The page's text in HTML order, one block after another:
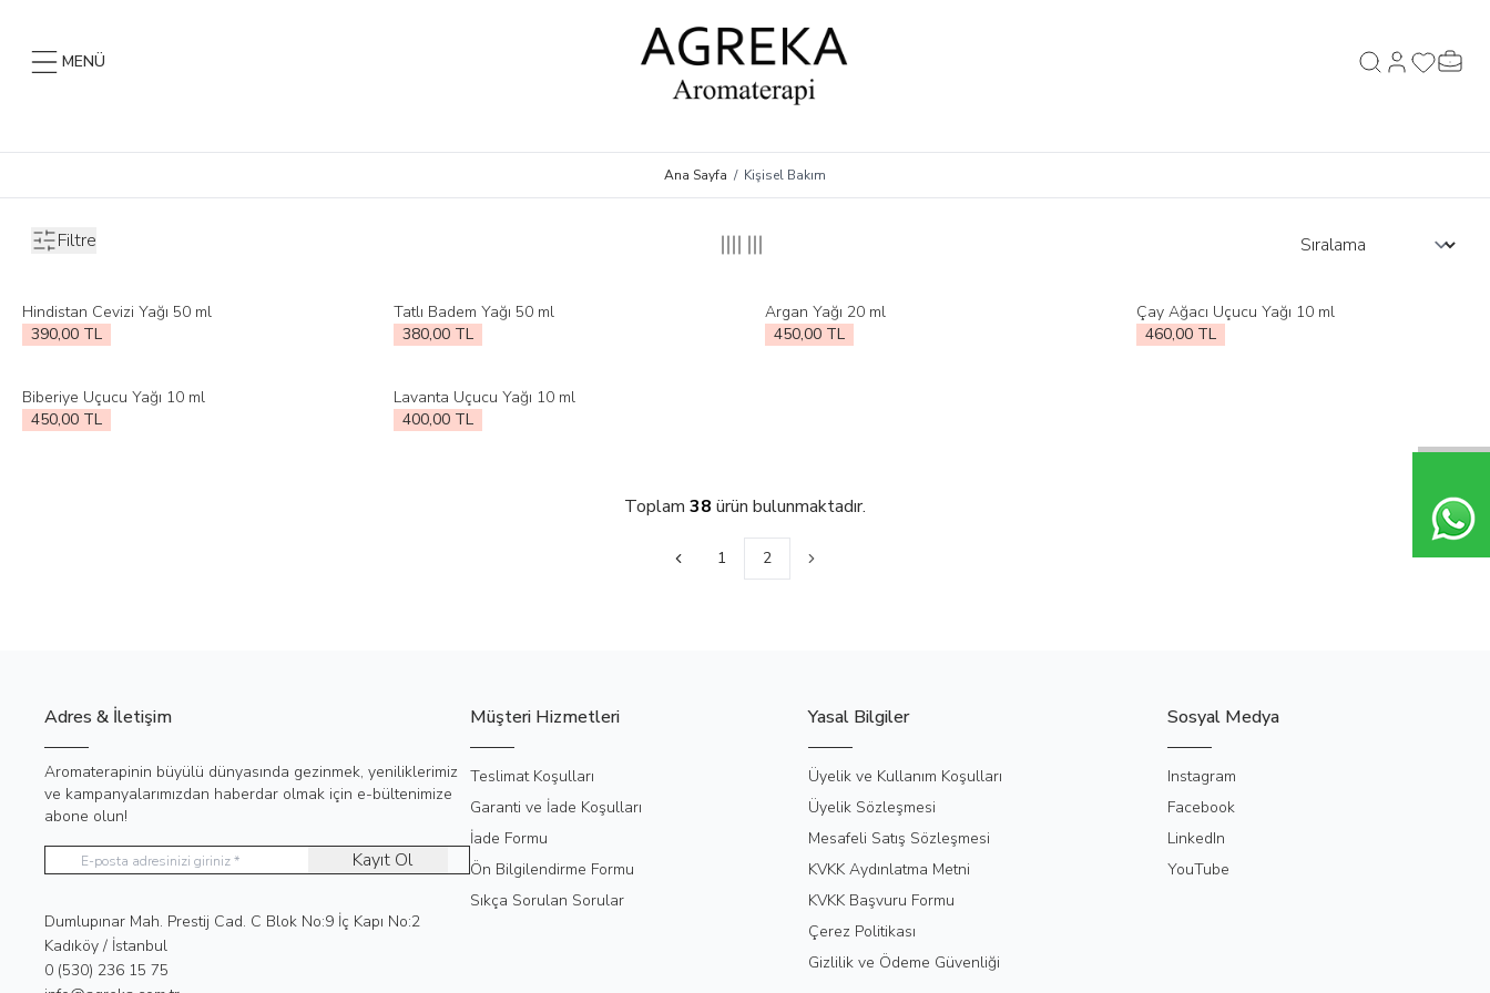
MENÜ
Hesabım
Favorilerim
Ana Sayfa / Kişisel Bakım
Filtre
Favorilere Ekle
Hindistan Cevizi Yağı 50 ml
390,00 TL Favorilere Ekle
Tatlı Badem Yağı 50 ml
380,00 TL Favorilere Ekle
Argan Yağı 20 ml
450,00 TL Favorilere Ekle
Çay Ağacı Uçucu Yağı 10 ml
460,00 TL
Favorilere Ekle
Biberiye Uçucu Yağı 10 ml
450,00 TL Favorilere Ekle
Lavanta Uçucu Yağı 10 ml
400,00 TL
Toplam 38 ürün bulunmaktadır.
1 2
Adres & İletişim
Aromaterapinin büyülü dünyasında gezinmek, yeniliklerimiz
ve kampanyalarımızdan haberdar olmak için e-bültenimize
abone olun!
Kayıt Ol
Adres
Dumlupınar Mah. Prestij Cad. C Blok No:9 İç Kapı No:2
Kadıköy / İstanbul
Telefon
0 (530) 236 15 75
Müşteri Hizmetleri
Teslimat Koşulları
Garanti ve İade Koşulları
İade Formu
Ön Bilgilendirme Formu
Sıkça Sorulan Sorular
Yasal Bilgiler
Üyelik ve Kullanım Koşulları
Üyelik Sözleşmesi
Mesafeli Satış Sözleşmesi
KVKK Aydınlatma Metni
KVKK Başvuru Formu
Çerez Politikası
Gizlilik ve Ödeme Güvenliği
Sosyal Medya
Instagram
Facebook
LinkedIn
YouTube